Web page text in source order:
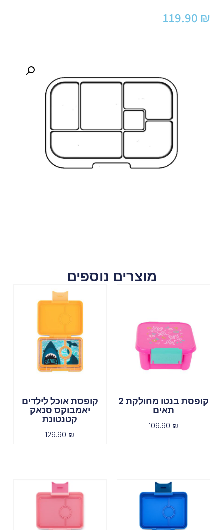
119.90 ₪
מוצרים נוספים
קופסת בנטו מחולקת 2
תאים
109.90 ₪
קופסת אוכל לילדים
יאמבוקס סנאק
קטנטונת
129.90 ₪